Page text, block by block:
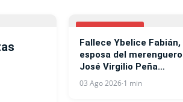
ESPECTACULOS
Fallece Ybelice Fabián,
esposa del merenguero
José Virgilio Peña
Suazo
03 Ago 2026·1 min